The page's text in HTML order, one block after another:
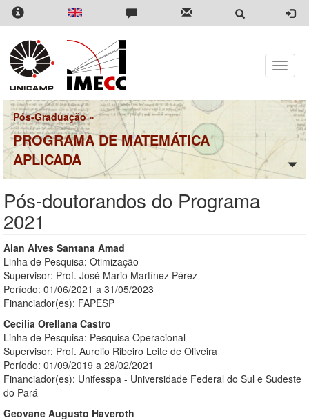
Pular
para
conteúdo
principal
Toggle
Pós-Graduação»
PROGRAMA DE MATEMÁTICA
APLICADA
Pós-doutorandos do Programa
2021
Alan Alves Santana Amad
Linha de Pesquisa: Otimização
Supervisor: Prof. José Mario Martínez Pérez
Período: 01/06/2021 a 31/05/2023
Financiador(es): FAPESP
Cecilia Orellana Castro
Linha de Pesquisa: Pesquisa Operacional
Supervisor: Prof. Aurelio Ribeiro Leite de Oliveira
Período: 01/09/2019 a 28/02/2021
Financiador(es): Unifesspa - Universidade Federal do Sul e Sudeste
do Pará
Geovane Augusto Haveroth